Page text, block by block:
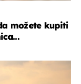
možete kupiti